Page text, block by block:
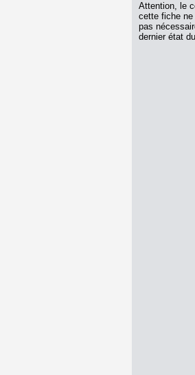
Attention, le
cette fiche ne
pas
dernier état